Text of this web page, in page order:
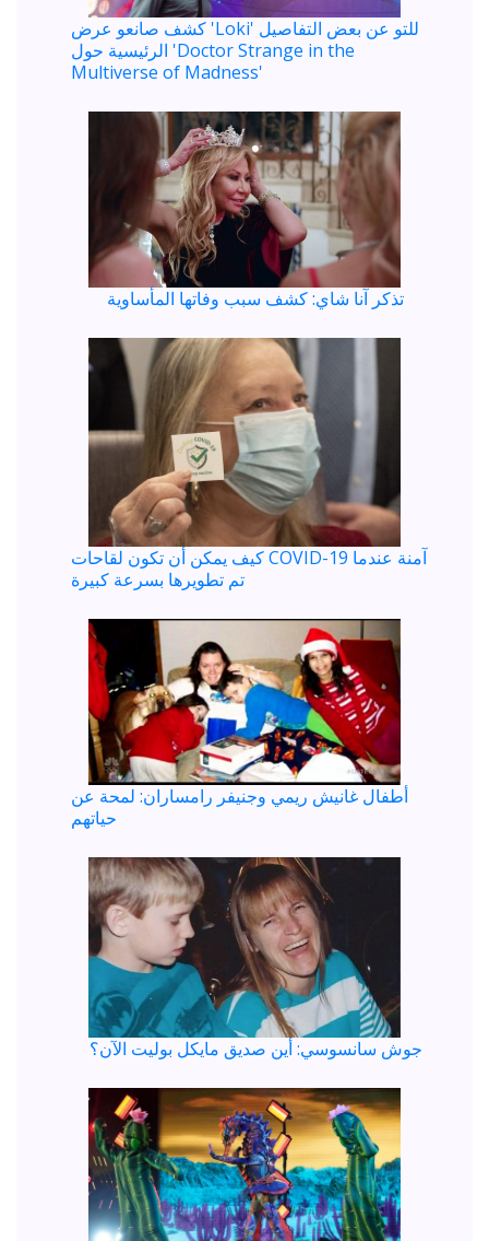
كشف صانعو عرض 'Loki' للتو عن بعض التفاصيل
الرئيسية حول 'Doctor Strange in the
Multiverse of Madness'
تذكر آنا شاي: كشف سبب وفاتها المأساوية
كيف يمكن أن تكون لقاحات COVID-19 آمنة عندما
تم تطويرها بسرعة كبيرة
أطفال غانيش ريمي وجنيفر رامساران: لمحة عن
حياتهم
جوش سانسوسي: أين صديق مايكل بوليت الآن؟